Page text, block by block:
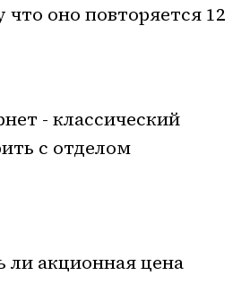
оно повторяется 12
- классический
с отделом
ли акционная цена